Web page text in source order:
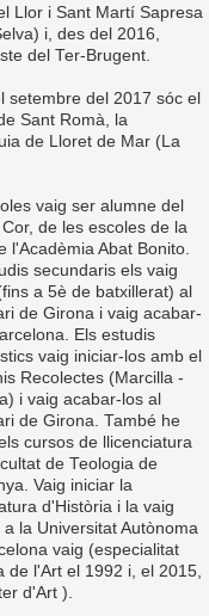
Llor i Sant Martí Sapresa
i, des del 2016,
del Ter-Brugent.
setembre del 2017 sóc el
Sant Romà, la
de Lloret de Mar (La
vaig ser alumne del
de les escoles de la
l'Acadèmia Abat Bonito.
secundaris els vaig
a 5è de batxillerat) al
de Girona i vaig acabar-
Els estudis
vaig iniciar-los amb el
Recolectes (Marcilla -
i vaig acabar-los al
de Girona. També he
cursos de llicenciatura
de Teologia de
Vaig iniciar la
d'Història i la vaig
la Universitat Autònoma
vaig (especialitat
de l'Art el 1992 i, el 2015,
d'Art ).